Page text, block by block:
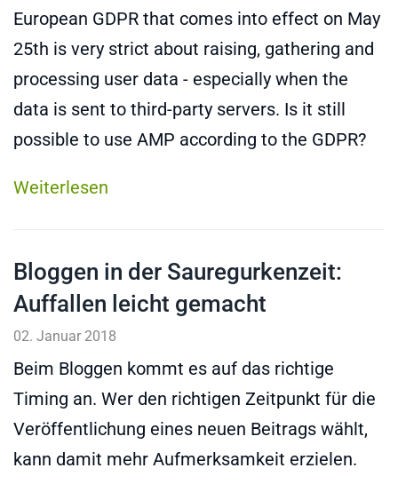
European GDPR that comes into effect on May
25th is very strict about raising, gathering and
processing user data - especially when the
data is sent to third-party servers. Is it still
possible to use AMP according to the GDPR?
Weiterlesen
Bloggen in der Sauregurkenzeit:
Auffallen leicht gemacht
02. Januar 2018
Beim Bloggen kommt es auf das richtige
Timing an. Wer den richtigen Zeitpunkt für die
Veröffentlichung eines neuen Beitrags wählt,
kann damit mehr Aufmerksamkeit erzielen.